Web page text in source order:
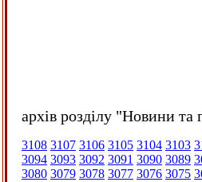
архів розділу "Новини та
3108 3107 3106 3105 3104 3103
3094 3093 3092 3091 3090 3089
3080 3079 3078 3077 3076 3075